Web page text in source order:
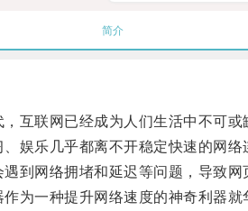
简介
联网已经成为人们生活中不可或
乐几乎都离不开稳定快速的网络
网络拥堵和延迟等问题，导致网
一种提升网络速度的神奇利器就